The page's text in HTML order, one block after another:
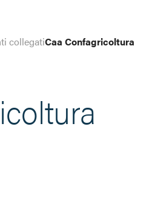
collegatiCaa Confagricoltura